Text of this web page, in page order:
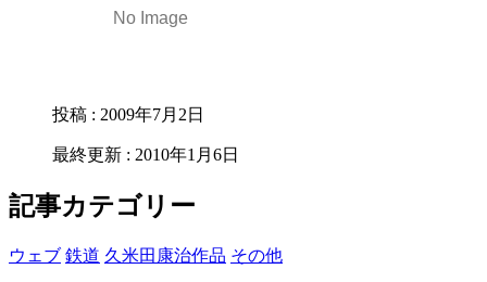
投稿 : 2009年7月2日
最終更新 : 2010年1月6日
記事カテゴリー
ウェブ 鉄道 久米田康治作品 その他